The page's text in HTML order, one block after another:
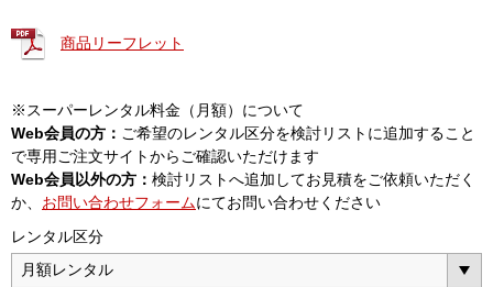
商品リーフレット
※スーパーレンタル料金（月額）について
Web会員の方： ご希望のレンタル区分を検討リストに追加すること
で専用ご注文サイトからご確認いただけます
Web会員以外の方： 検討リストへ追加してお見積をご依頼いただく
か、 お問い合わせフォームにてお問い合わせください
レンタル区分